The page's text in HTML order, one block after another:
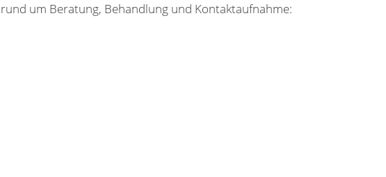
um Beratung, Behandlung und Kontaktaufnahme: